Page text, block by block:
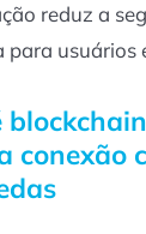
reduz a
para usuários
conexão